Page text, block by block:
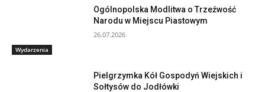
Wydarzenia
Ogólnopolska Modlitwa o Trzeźwość
Narodu w Miejscu Piastowym
26.07.2026
Pielgrzymka Kół Gospodyń Wiejskich i
Sołtysów do Jodłówki